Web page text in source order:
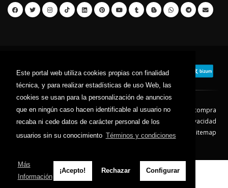
Este portal web utiliza cookies propias con finalidad
técnica, y para realizar estadísticas de uso Web, las
cookies se usan para la personalización de anuncios
que en ningún caso hacen identificable al usuario no
recaba ni cede datos de carácter personal de los
usuarios sin su conocimiento Términos y condiciones
Más
Información
¡Acepto! Rechazar Configurar
Contacto Aviso Legal
Condiciones de compra
Política de envíos
Política de devolución
Política de Privacidad
Política de Cookies
Sitemap